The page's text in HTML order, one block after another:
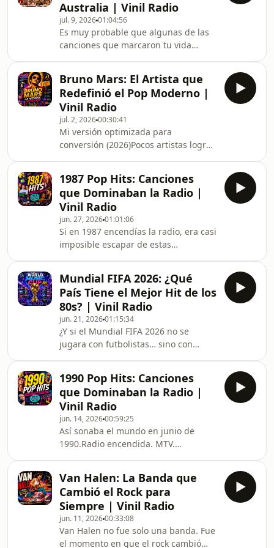
también regresa a la memoria.Este
episodio de Vinil Radio reúne algunas
de las baladas más inolvidables de los
años 70, 80 y 90, esas canciones que
acompañaron millones de historias y
Australia | Vinil Radio
jul. 9, 202601:04:56
Es muy probable que algunas de las
canciones que marcaron tu vida
algunos de los himnos más grandes
del rock y el pop están artistas que
transformaron la música para
siempre: AC/DC, Bee Gees, INXS,
Olivia Newton-John, John Farnham,
Men at Work y muchos más.En este
episodio de Vinil Radio recorremos
una selección de canciones que
conqu
Bruno Mars: El Artista que
Redefinió el Pop Moderno |
Vinil Radio
jul. 2, 202600:30:41
Mi versión optimizada para
conversión (2026)Pocos artistas logran
Bruno Mars es uno de ellos.Desde sus
primeros años en Honolulu hasta
convertirse en una de las mayores
estrellas del pop mundial, Bruno
Mars ha construido una carrera llena
de hits, shows memorables y una
identidad musical imposible de
ignorar.En este episodio de
1987 Pop Hits: Canciones
que Dominaban la Radio |
Vinil Radio
jun. 27, 202601:01:06
Si en 1987 encendías la radio, era casi
imposible escapar de estas
En casa. En los cassettes que
rebobinábamos una y otra vez.Y 39
años después… siguen sonando igual
de poderosas.En este nuevo Top 10 de
Vinil Radio regresamos a abril de
1987, un momento donde los años 80
estaban en plena explosión y el
Billboard reunía algunas de las
Mundial FIFA 2026: ¿Qué
País Tiene el Mejor Hit de los
80s? | Vinil Radio
jun. 21, 202601:15:34
¿Y si el Mundial FIFA 2026 no se
jugara con futbolistas… sino con
transforma en música con la llegada
de la Vinil World Music Cup, un
torneo donde 12 países compiten no
con goles, sino con himnos
inolvidables de los años 80.Cada
selección entra al campo
representada por una sola canción.
Cada enfrentamiento es un duelo
musical. Y sol
1990 Pop Hits: Canciones
que Dominaban la Radio |
Vinil Radio
jun. 14, 202600:59:25
Así sonaba el mundo en junio de
1990.Radio encendida. MTV.
Vinil Radio te lleva directo al Top 10
de Billboard de la semana que
terminaba el 2 de junio de 1990, para
revivir los hits que dominaban la
radio, las fiestas y la cultura pop en
Van Halen: La Banda que
Cambió el Rock para
Siempre | Vinil Radio
jun. 11, 202600:33:08
Van Halen no fue solo una banda. Fue
el momento en que el rock cambió